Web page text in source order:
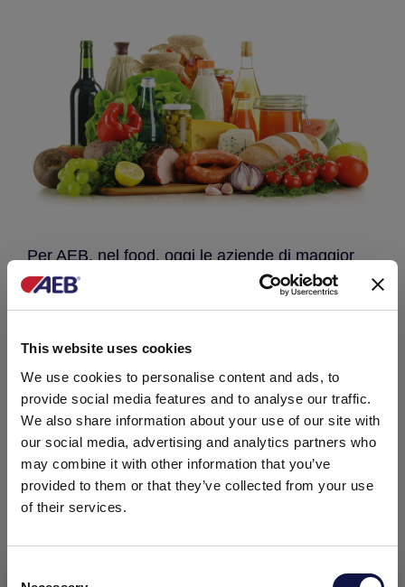
This website uses cookies
We use cookies to personalise content and ads, to
provide social media features and to analyse our traffic.
We also share information about your use of our site with
our social media, advertising and analytics partners who
may combine it with other information that you’ve
provided to them or that they’ve collected from your use
of their services.
Per AEB, nel food, oggi le aziende di maggior
interesse sono quelle della
filiera del latte, delle
conserve animali e vegetali
, delleacque
minerali e dei soft drink,leimprese di pulizia
rivenditori .
Detergenti alcalini, acidi
schiumadetergenti
sono storicamente i
prodotti AEB
più venduti in ambito agro-alimentare. Si sta
puntando anche suPMC(Presidi Medico-
Chirurgici), con una proposta di prezzo
particolarmente competitiva in grado di attirare
nuovi clienti, e sunuovi prodotticome il
Glutasan L e l’X-Wash, che hanno migliorato la
trascinate non solo dai detergenti ma anche dai